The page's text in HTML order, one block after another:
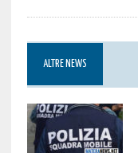
ALTRE NEWS